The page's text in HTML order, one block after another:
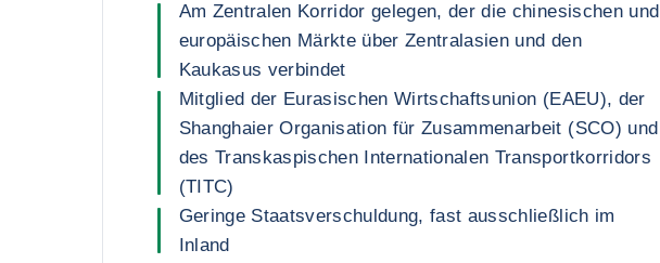
Am Zentralen Korridor gelegen, der die chinesischen und
europäischen Märkte über Zentralasien und den
Kaukasus verbindet
Mitglied der Eurasischen Wirtschaftsunion (EAEU), der
Shanghaier Organisation für Zusammenarbeit (SCO) und
des Transkaspischen Internationalen Transportkorridors
(TITC)
Geringe Staatsverschuldung, fast ausschließlich im
Inland